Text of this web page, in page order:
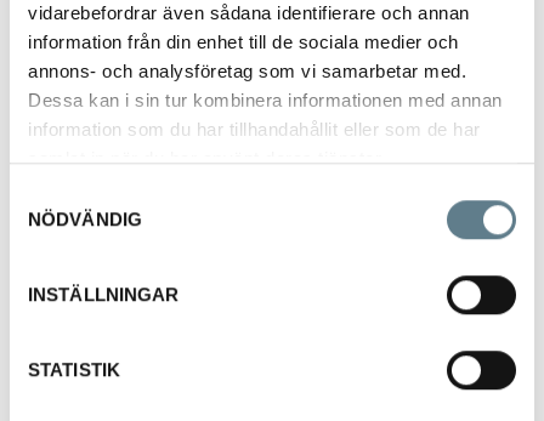
vidarebefordrar även sådana identifierare och annan
information från din enhet till de sociala medier och
annons- och analysföretag som vi samarbetar med.
Dessa kan i sin tur kombinera informationen med annan
information som du har tillhandahållit eller som de har
samlat in när du har använt deras tjänster.
NÖDVÄNDIG
INSTÄLLNINGAR
STATISTIK
3
5
0
2